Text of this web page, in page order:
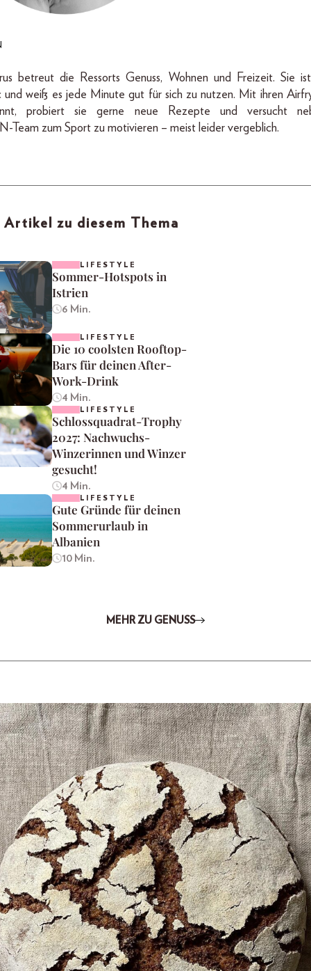
betreut die Ressorts Genuss, Wohnen und Freizeit. Sie
und weiß es jede Minute gut für sich zu nutzen. Mit ihren
probiert sie gerne neue Rezepte und versucht
Team zum Sport zu motivieren – meist leider vergeblich.
zu diesem Thema
LIFESTYLE
Sommer-Hotspots in
Istrien
6 Min.
LIFESTYLE
Die 10 coolsten Rooftop-
Bars für deinen After-
Work-Drink
4 Min.
LIFESTYLE
Schlossquadrat-Trophy
2027: Nachwuchs-
Winzerinnen und Winzer
gesucht!
4 Min.
LIFESTYLE
Gute Gründe für deinen
Sommerurlaub in
Albanien
10 Min.
MEHR ZU GENUSS